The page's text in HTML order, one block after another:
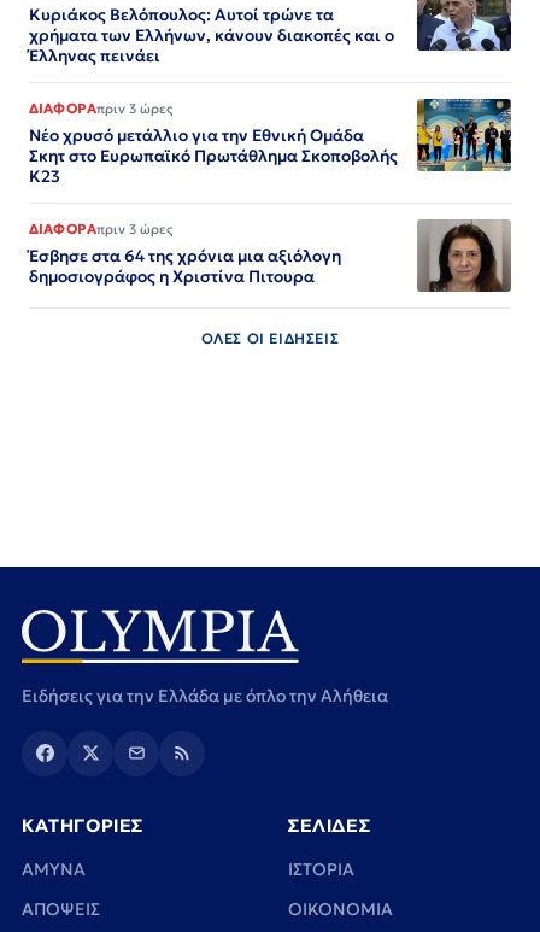
Κυριάκος Βελόπουλος: Αυτοί τρώνε τα
χρήματα των Ελλήνων, κάνουν διακοπές και ο
Έλληνας πεινάει
ΔΙΑΦΟΡΑπριν 3 ώρες
Nέο χρυσό μετάλλιο για την Εθνική Ομάδα
Σκητ στο Ευρωπαϊκό Πρωτάθλημα Σκοποβολής
Κ23
ΔΙΑΦΟΡΑπριν 3 ώρες
Έσβησε στα 64 της χρόνια μια αξιόλογη
δημοσιογράφος η Χριστίνα Πιτουρα
ΟΛΕΣ ΟΙ ΕΙΔΗΣΕΙΣ
Ειδήσεις για την Ελλάδα με όπλο την Αλήθεια
ΚΑΤΗΓΟΡΙΕΣ
ΑΜΥΝΑ
ΑΠΟΨΕΙΣ
ΣΕΛΙΔΕΣ
ΙΣΤΟΡΙΑ
ΟΙΚΟΝΟΜΙΑ